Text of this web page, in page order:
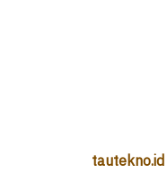
tautekno.id